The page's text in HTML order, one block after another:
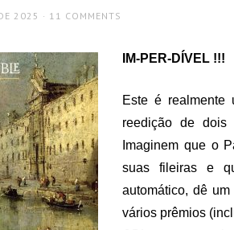
2025 11 COMMENTS
IM-PER-DÍVEL !!!
Este é realmente
reedição de
Imaginem que o
suas fileiras e
automático, dê
vários prêmios